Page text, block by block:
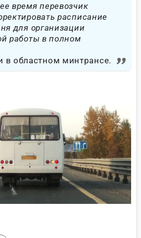
время перевозчик
расписание
для организации
работы в полном
в областном минтрансе.